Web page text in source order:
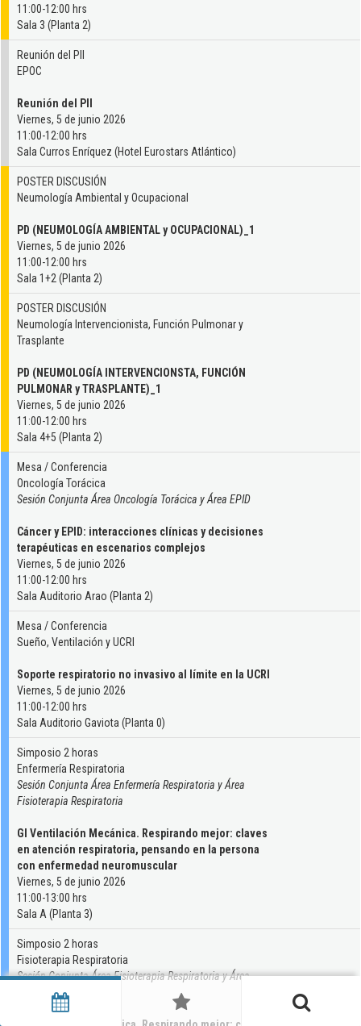
11:00-12:00 hrs
Sala 3 (Planta 2)
Reunión del PII
EPOC
Reunión del PII
Viernes, 5 de junio 2026
11:00-12:00 hrs
Sala Curros Enríquez (Hotel Eurostars Atlántico)
POSTER DISCUSIÓN
Neumología Ambiental y Ocupacional
PD (NEUMOLOGÍA AMBIENTAL y OCUPACIONAL)_1
Viernes, 5 de junio 2026
11:00-12:00 hrs
Sala 1+2 (Planta 2)
POSTER DISCUSIÓN
Neumología Intervencionista, Función Pulmonar y
Trasplante
PD (NEUMOLOGÍA INTERVENCIONSTA, FUNCIÓN
PULMONAR y TRASPLANTE)_1
Viernes, 5 de junio 2026
11:00-12:00 hrs
Sala 4+5 (Planta 2)
Mesa / Conferencia
Oncología Torácica
Sesión Conjunta Área Oncología Torácica y Área EPID
Cáncer y EPID: interacciones clínicas y decisiones
terapéuticas en escenarios complejos
Viernes, 5 de junio 2026
11:00-12:00 hrs
Sala Auditorio Arao (Planta 2)
Mesa / Conferencia
Sueño, Ventilación y UCRI
Soporte respiratorio no invasivo al límite en la UCRI
Viernes, 5 de junio 2026
11:00-12:00 hrs
Sala Auditorio Gaviota (Planta 0)
Simposio 2 horas
Enfermería Respiratoria
Sesión Conjunta Área Enfermería Respiratoria y Área
Fisioterapia Respiratoria
GI Ventilación Mecánica. Respirando mejor: claves
en atención respiratoria, pensando en la persona
con enfermedad neuromuscular
Viernes, 5 de junio 2026
11:00-13:00 hrs
Sala A (Planta 3)
Simposio 2 horas
Fisioterapia Respiratoria
Sesión Conjunta Área Fisioterapia Respiratoria y Área
Enfermería Respiratoria